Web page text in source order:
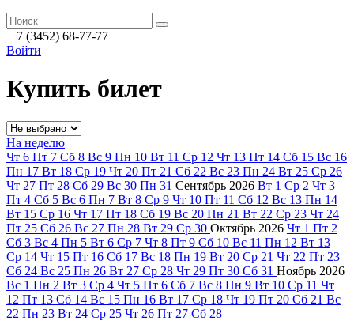
+7 (3452) 68-77-77
Войти
Купить билет
На неделю
Чт 6 Пт 7 Сб 8 Вс 9 Пн 10 Вт 11 Ср 12 Чт 13 Пт 14 Сб 15 Вс 16
Пн 17 Вт 18 Ср 19 Чт 20 Пт 21 Сб 22 Вс 23 Пн 24 Вт 25 Ср 26
Чт 27 Пт 28 Сб 29 Вс 30 Пн 31 Сентябрь 2026 Вт 1 Ср 2 Чт 3
Пт 4 Сб 5 Вс 6 Пн 7 Вт 8 Ср 9 Чт 10 Пт 11 Сб 12 Вс 13 Пн 14
Вт 15 Ср 16 Чт 17 Пт 18 Сб 19 Вс 20 Пн 21 Вт 22 Ср 23 Чт 24
Пт 25 Сб 26 Вс 27 Пн 28 Вт 29 Ср 30 Октябрь 2026 Чт 1 Пт 2
Сб 3 Вс 4 Пн 5 Вт 6 Ср 7 Чт 8 Пт 9 Сб 10 Вс 11 Пн 12 Вт 13
Ср 14 Чт 15 Пт 16 Сб 17 Вс 18 Пн 19 Вт 20 Ср 21 Чт 22 Пт 23
Сб 24 Вс 25 Пн 26 Вт 27 Ср 28 Чт 29 Пт 30 Сб 31 Ноябрь 2026
Вс 1 Пн 2 Вт 3 Ср 4 Чт 5 Пт 6 Сб 7 Вс 8 Пн 9 Вт 10 Ср 11 Чт
12 Пт 13 Сб 14 Вс 15 Пн 16 Вт 17 Ср 18 Чт 19 Пт 20 Сб 21 Вс
22 Пн 23 Вт 24 Ср 25 Чт 26 Пт 27 Сб 28